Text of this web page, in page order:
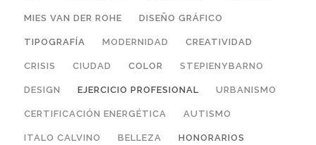
MIES VAN DER ROHE DISEÑO GRÁFICO
TIPOGRAFÍA MODERNIDAD CREATIVIDAD
CRISIS CIUDAD COLOR STEPIENYBARNO
DESIGN EJERCICIO PROFESIONAL URBANISMO
CERTIFICACIÓN ENERGÉTICA AUTISMO
ITALO CALVINO BELLEZA HONORARIOS